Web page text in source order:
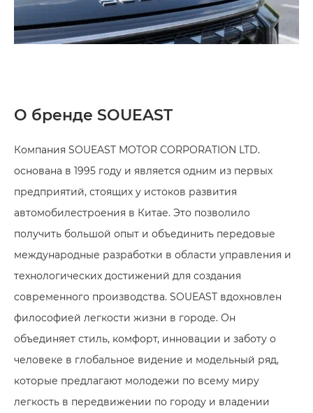
О бренде SOUEAST
Компания SOUEAST MOTOR CORPORATION LTD.
основана в 1995 году и является одним из первых
предприятий, стоящих у истоков развития
автомобилестроения в Китае. Это позволило
получить большой опыт и объединить передовые
международные разработки в области управления и
технологических достижений для создания
современного производства. SOUEAST вдохновлен
философией легкости жизни в городе. Он
объединяет стиль, комфорт, инновации и заботу о
человеке в глобальное видение и модельный ряд,
которые предлагают молодежи по всему миру
легкость в передвижении по городу и владении